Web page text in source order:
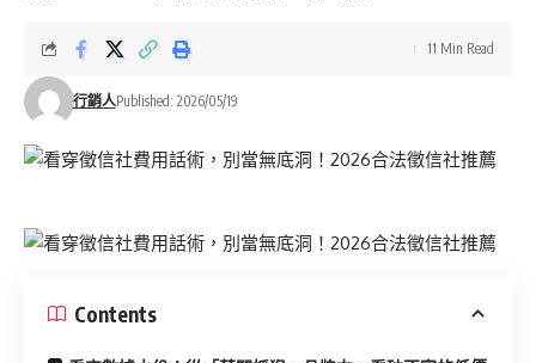
行銷人Published: 2026/05/19
11 Min Read
Contents